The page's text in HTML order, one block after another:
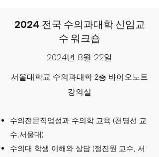
2024 전국 수의과대학 신임교
수 워크숍
2024년 8월 22일
서울대학교 수의과대학 2층 바이오노트
강의실
수의전문직업성과 수의학 교육 (천명선 교
수,서울대)
수의대 학생 이해와 상담 (정진원 교수, 서